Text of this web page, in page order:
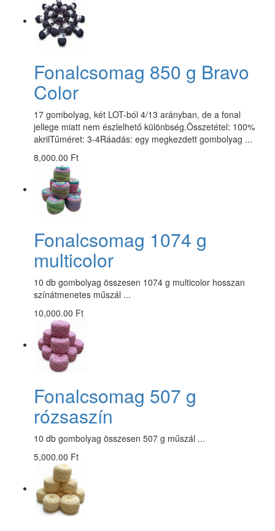
Fonalcsomag 850 g Bravo
Color
17 gombolyag, két LOT-ból 4/13 arányban, de a fonal
jellege miatt nem észlelhető különbség.Összetétel: 100%
akrilTűméret: 3-4Ráadás: egy megkezdett gombolyag ...
8,000.00 Ft
Fonalcsomag 1074 g
multicolor
10 db gombolyag összesen 1074 g multicolor hosszan
színátmenetes műszál ...
10,000.00 Ft
Fonalcsomag 507 g
rózsaszín
10 db gombolyag összesen 507 g műszál ...
5,000.00 Ft